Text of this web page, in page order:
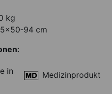
kg
94 cm
in
Medizinprodukt